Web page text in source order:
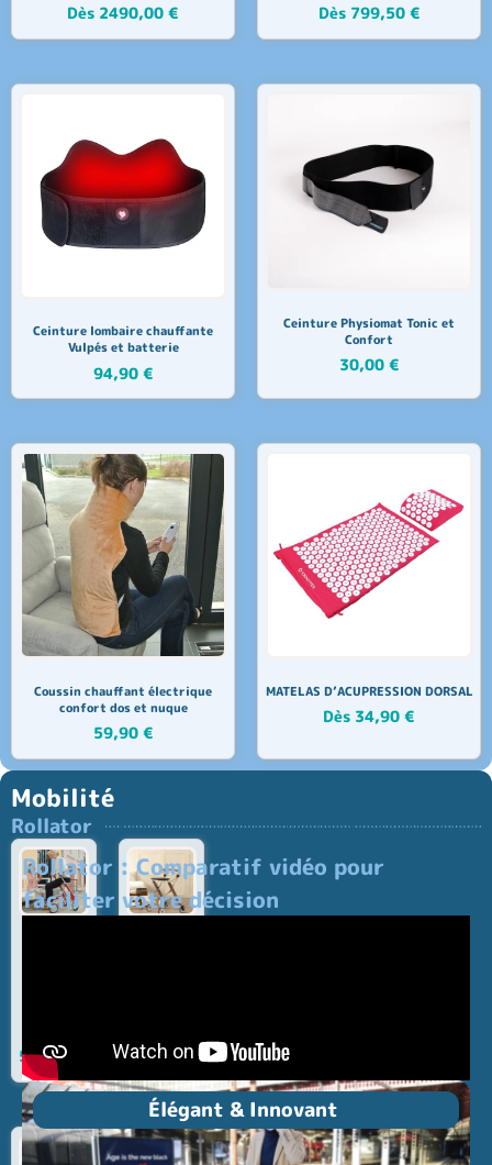
Dès 2490,00 € Dès 799,50 €
Ceinture lombaire chauffante
Vulpés et batterie
94,90 €
Ceinture Physiomat Tonic et
Confort
30,00 €
Coussin chauffant électrique
confort dos et nuque
59,90 €
MATELAS D’ACUPRESSION DORSAL
Dès 34,90 €
Mobilité
Rollator
599,00
279,00
Rollator : Comparatif vidéo pour
faciliter votre décision
Élégant & Innovant ​